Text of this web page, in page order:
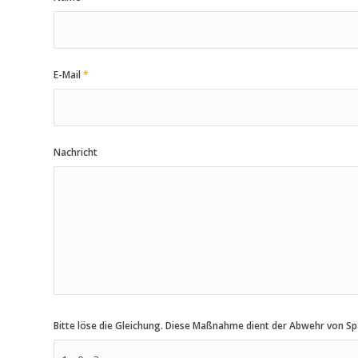
E-Mail *
Nachricht
Bitte löse die Gleichung. Diese Maßnahme dient der Abwehr von